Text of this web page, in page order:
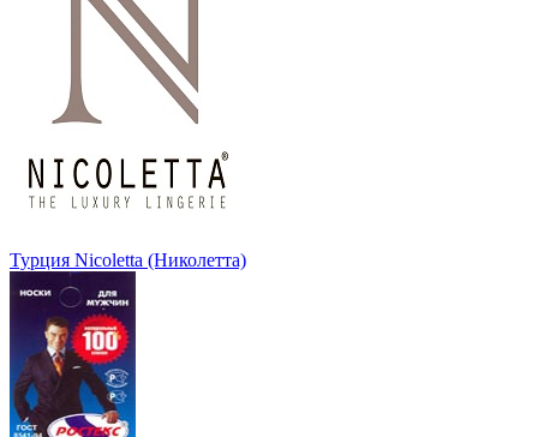
Турция Nicoletta (Николетта)